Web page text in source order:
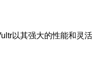
以其强大的性能和灵